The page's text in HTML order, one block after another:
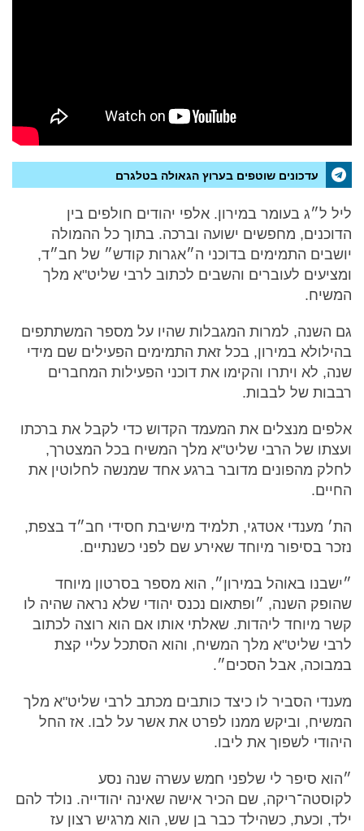
עדכונים שוטפים בערוץ הגאולה בטלגרם
ליל ל״ג בעומר במירון. אלפי יהודים חולפים בין
הדוכנים, מחפשים ישועה וברכה. בתוך כל ההמולה
יושבים התמימים בדוכני ה״אגרות קודש״ של חב״ד,
ומציעים לעוברים והשבים לכתוב לרבי שליט"א מלך
המשיח.
גם השנה, למרות המגבלות שהיו על מספר המשתתפים
בהילולא במירון, בכל זאת התמימים הפעילים שם מידי
שנה, לא ויתרו והקימו את דוכני הפעילות המחברים
רבבות של לבבות.
אלפים מנצלים את המעמד הקדוש כדי לקבל את ברכתו
ועצתו של הרבי שליט"א מלך המשיח בכל המצטרך,
לחלק מהפונים מדובר ברגע אחד שמנשה לחלוטין את
החיים.
הת׳ מענדי אטדגי, תלמיד מישיבת חסידי חב״ד בצפת,
נזכר בסיפור מיוחד שאירע שם לפני כשנתיים.
״ישבנו באוהל במירון״, הוא מספר בסרטון מיוחד
שהופק השנה, ״ופתאום נכנס יהודי שלא נראה שהיה לו
קשר מיוחד ליהדות. שאלתי אותו אם הוא רוצה לכתוב
לרבי שליט"א מלך המשיח, והוא הסתכל עליי קצת
במבוכה, אבל הסכים״.
מענדי הסביר לו כיצד כותבים מכתב לרבי שליט"א מלך
המשיח, וביקש ממנו לפרט את אשר על לבו. אז החל
היהודי לשפוך את ליבו.
״הוא סיפר לי שלפני חמש עשרה שנה נסע
לקוסטה־ריקה, שם הכיר אישה שאינה יהודייה. נולד להם
ילד, וכעת, כשהילד כבר בן שש, הוא מרגיש רצון עז